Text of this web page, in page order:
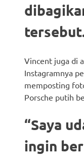
Vincent juga di
Instagramnya
memposting
Porsche putih
“Saya
ingin